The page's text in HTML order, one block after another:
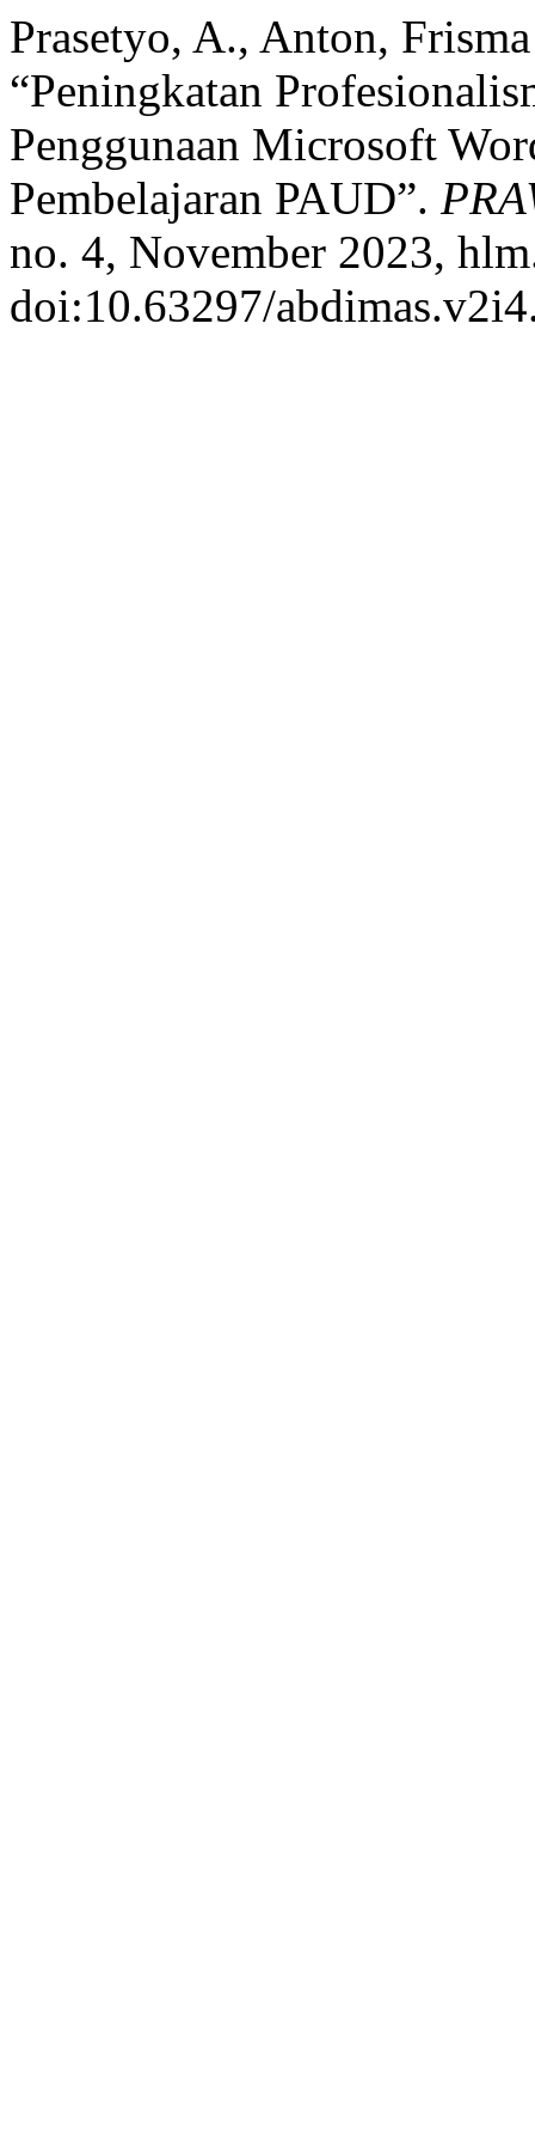
Prasetyo, A., Anton,
“Peningkatan
Penggunaan Microsoft
Pembelajaran PAUD”.
no. 4, November 2023,
doi:10.63297/